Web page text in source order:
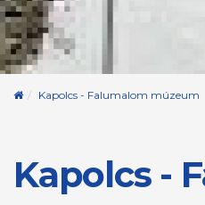
Kezdőoldal
Kapolcs - ​Falumalom múzeum
Kapolcs -